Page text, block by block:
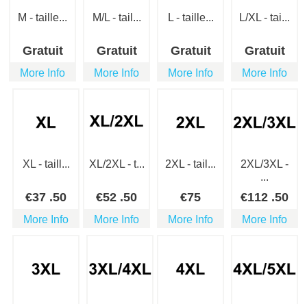
M - taille...
Gratuit
More Info
M/L - tail...
Gratuit
More Info
L - taille...
Gratuit
More Info
L/XL - tai...
Gratuit
More Info
XL - taill...
€37 .50
More Info
XL/2XL - t...
€52 .50
More Info
2XL - tail...
€75
More Info
2XL/3XL -
...
€112 .50
More Info